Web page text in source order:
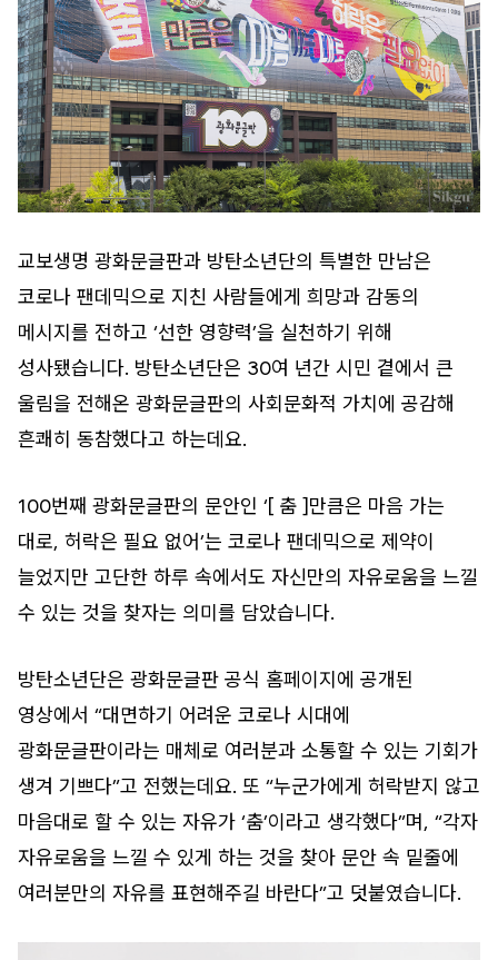
교보생명 광화문글판과 방탄소년단의 특별한 만남은
코로나 팬데믹으로 지친 사람들에게 희망과 감동의
메시지를 전하고 ‘선한 영향력’을 실천하기 위해
성사됐습니다. 방탄소년단은 30여 년간 시민 곁에서 큰
울림을 전해온 광화문글판의 사회문화적 가치에 공감해
흔쾌히 동참했다고 하는데요.
100번째 광화문글판의 문안인 ‘[ 춤 ]만큼은 마음 가는
대로, 허락은 필요 없어’는 코로나 팬데믹으로 제약이
늘었지만 고단한 하루 속에서도 자신만의 자유로움을 느낄
수 있는 것을 찾자는 의미를 담았습니다.
방탄소년단은 광화문글판 공식 홈페이지에 공개된
영상에서 “대면하기 어려운 코로나 시대에
광화문글판이라는 매체로 여러분과 소통할 수 있는 기회가
생겨 기쁘다”고 전했는데요. 또 “누군가에게 허락받지 않고
마음대로 할 수 있는 자유가 ‘춤’이라고 생각했다”며, “각자
자유로움을 느낄 수 있게 하는 것을 찾아 문안 속 밑줄에
여러분만의 자유를 표현해주길 바란다”고 덧붙였습니다.